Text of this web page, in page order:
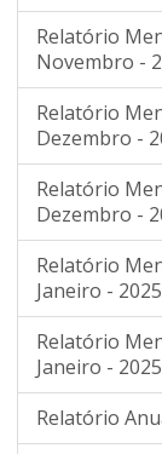
Relatório
Novembro -
Relatório
Dezembro -
Relatório
Dezembro -
Relatório
Janeiro - 2025
Relatório
Janeiro - 2025
Relatório